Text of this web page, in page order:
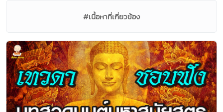
#เนื้อหาที่เกี่ยวข้อง